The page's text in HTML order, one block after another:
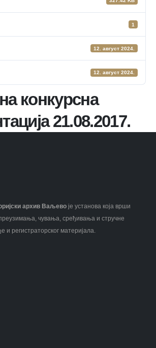
1
12. август 2024.
12. август 2024.
конкурсна
21.08.2017.
архив Ваљево је установа која врши
чувања, сређивања и стручне
и регистраторског материјала.